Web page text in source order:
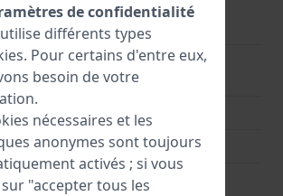
Cuir
(du
30 mm
Rose
Aucun(e)
N/A
de confidentialité
différents types
. Pour certains d'entre eux,
besoin de votre
nécessaires et les
anonymes sont toujours
activés ; si vous
"accepter tous les